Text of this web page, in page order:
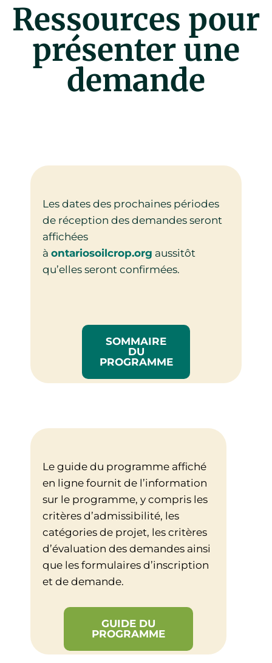
Ressources pour
présenter une
demande
Les dates des prochaines périodes
de réception des demandes seront
affichées
à ontariosoilcrop.org aussitôt
qu’elles seront confirmées.
SOMMAIRE
DU
PROGRAMME
Le guide du programme affiché
en ligne fournit de l’information
sur le programme, y compris les
critères d’admissibilité, les
catégories de projet, les critères
d’évaluation des demandes ainsi
que les formulaires d’inscription
et de demande.
GUIDE DU
PROGRAMME